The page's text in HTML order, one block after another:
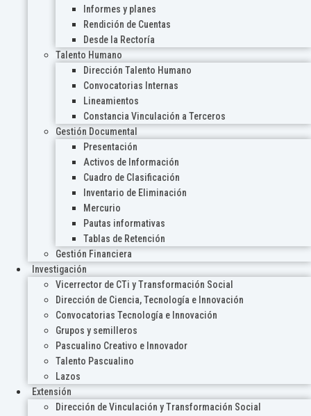
Informes y planes
Rendición de Cuentas
Desde la Rectoría
Talento Humano
Dirección Talento Humano
Convocatorias Internas
Lineamientos
Constancia Vinculación a Terceros
Gestión Documental
Presentación
Activos de Información
Cuadro de Clasificación
Inventario de Eliminación
Mercurio
Pautas informativas
Tablas de Retención
Gestión Financiera
Investigación
Vicerrector de CTi y Transformación Social
Dirección de Ciencia, Tecnología e Innovación
Convocatorias Tecnología e Innovación
Grupos y semilleros
Pascualino Creativo e Innovador
Talento Pascualino
Lazos
Extensión
Dirección de Vinculación y Transformación Social